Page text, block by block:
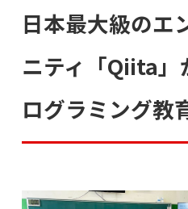
日本最大級のエ
ニティ「Qiita」
ログラミング教